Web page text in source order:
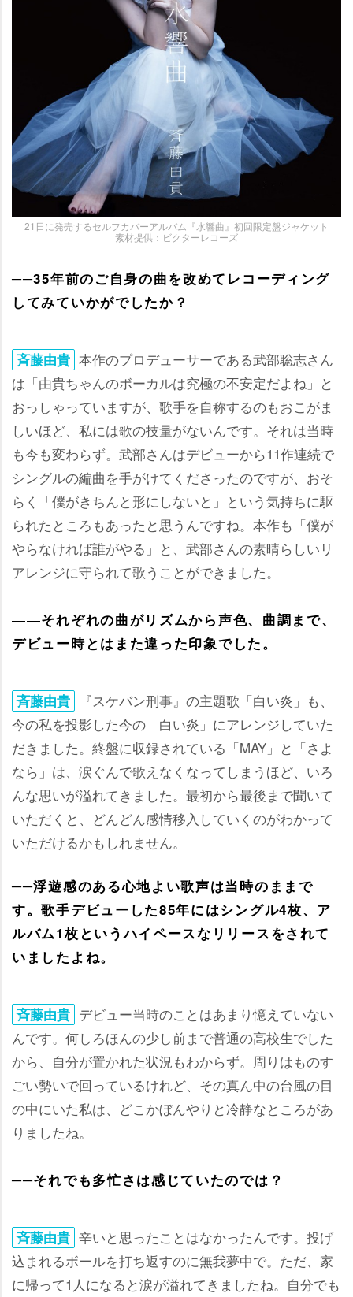
21日に発売するセルフカバーアルバム『水響曲』初回限定盤ジャケット
素材提供：ビクターレコーズ
──35年前のご自身の曲を改めてレコーディング
してみていかがでしたか？
斉藤由貴 本作のプロデューサーである武部聡志さん
は「由貴ちゃんのボーカルは究極の不安定だよね」と
おっしゃっていますが、歌手を自称するのもおこがま
しいほど、私には歌の技量がないんです。それは当時
も今も変わらず。武部さんはデビューから11作連続で
シングルの編曲を手がけてくださったのですが、おそ
らく「僕がきちんと形にしないと」という気持ちに駆
られたところもあったと思うんですね。本作も「僕が
らなければ誰がやる」と、武部さんの素晴らしいリ
アレンジに守られて歌うことができました。
――それぞれの曲がリズムから声色、曲調まで、
デビュー時とはまた違った印象でした。
斉藤由貴
『スケバン刑事』の主題歌「白い炎」も、
今の私を投影した今の「白い炎」にアレンジしていた
だきました。終盤に収録されている「MAY」と「さよ
なら」は、涙ぐんで歌えなくなってしまうほど、いろ
んな思いが溢れてきました。最初から最後まで聞いて
いただくと、どんどん感情移入していくのがわかって
いただけるかもしれません。
──浮遊感のある心地よい歌声は当時のままで
す。歌手デビューした85年にはシングル4枚、ア
ルバム1枚というハイペースなリリースをされて
いましたよね。
斉藤由貴 デビュー当時のことはあまり憶えていない
んです。何しろほんの少し前まで普通の高校生でした
から、自分が置かれた状況もわからず。周りはものす
ごい勢いで回っているけれど、その真ん中の台風の目
の中にいた私は、どこかぼんやりと冷静なところがあ
りましたね。
──それでも多忙さは感じていたのでは？
斉藤由貴 辛いと思ったことはなかったんです。投げ
込まれるボールを打ち返すのに無我夢中で。ただ、家
に帰って1人になると涙が溢れてきましたね。自分でも